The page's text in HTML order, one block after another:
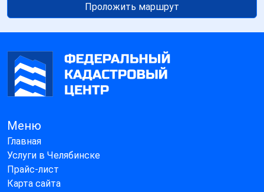
Проложить маршрут
Меню
Главная
Услуги в Челябинске
Прайс-лист
Карта сайта